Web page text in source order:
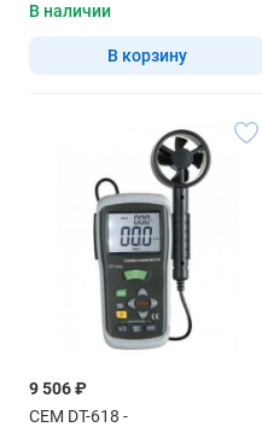
В наличии
В корзину
9 506 ₽
CEM DT-618 -